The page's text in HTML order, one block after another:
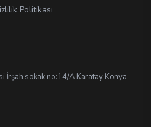
Politikası
İrşah sokak no:14/A Karatay Konya